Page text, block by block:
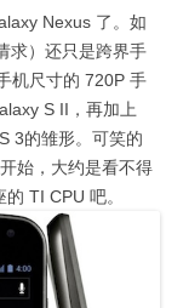
Nexus 了。如
求）还只是跨界手
机尺寸的 720P 手
S II，再加上
3的雏形。可笑的
始，大约是看不得
TI CPU 吧。